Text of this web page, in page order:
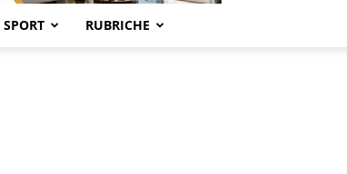
SPORT RUBRICHE